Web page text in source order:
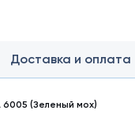
Доставка и оплата
6005 (Зеленый мох)